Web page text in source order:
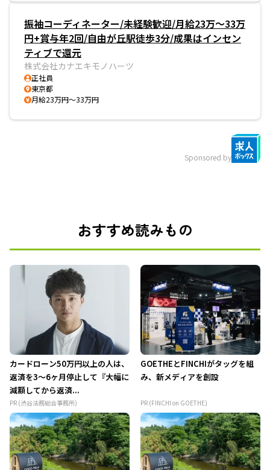
振袖コーディネーター/未経験歓迎/月給23万～33万
円+賞与年2回/自由が丘駅徒歩3分/成果はインセン
ティブで還元
株式会社カナエキモノハーツ
正社員
東京都
月給23万円～33万円
Sponsored by
おすすめ読みもの
カードローン50万円以上の人は、
返済を3～6ヶ月停止して『大幅に
減額してから返済...
PR (渋谷法務総合事務所)
GOETHEとFINCHIがタッグを組
み、新メディアを創設
PR (FINCHI on GOETHE)